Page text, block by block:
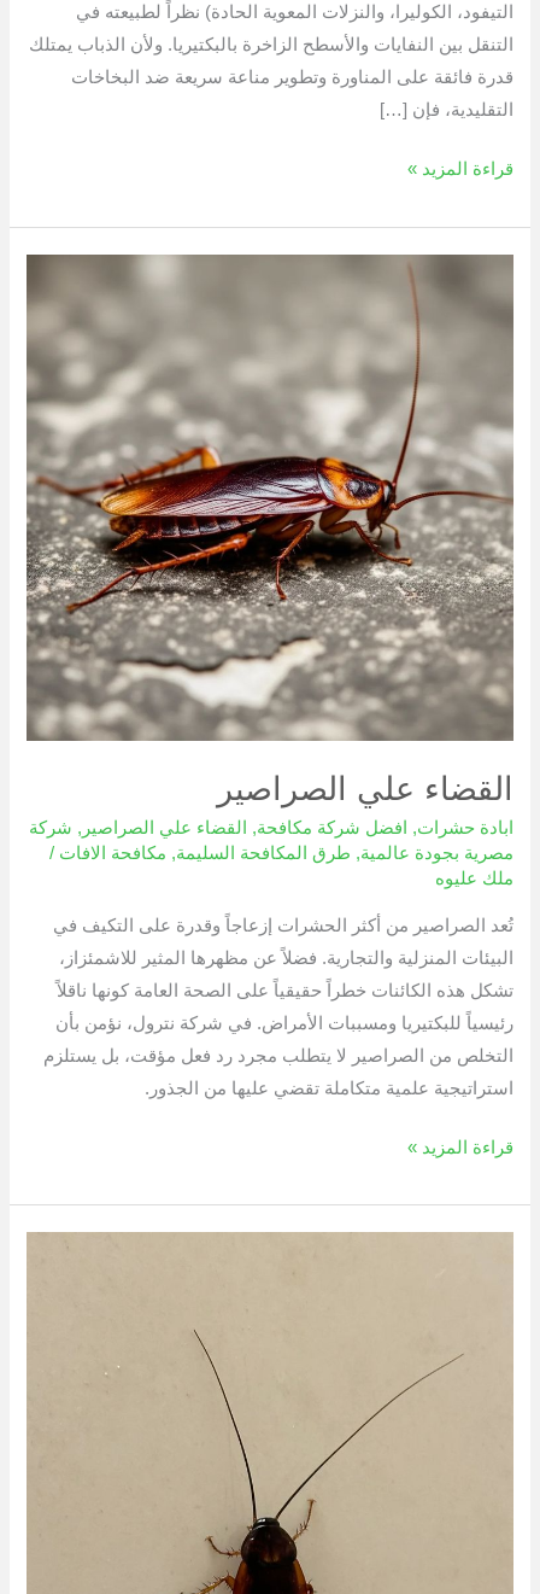
التيفود، الكوليرا، والنزلات المعوية الحادة) نظراً لطبيعته في
التنقل بين النفايات والأسطح الزاخرة بالبكتيريا. ولأن الذباب يمتلك
قدرة فائقة على المناورة وتطوير مناعة سريعة ضد البخاخات
التقليدية، فإن […]
قراءة المزيد »
القضاء علي الصراصير
ابادة حشرات, افضل شركة مكافحة, القضاء علي الصراصير , شركة
مصرية بجودة عالمية, طرق المكافحة السليمة, مكافحة الافات /
ملك عليوه
تُعد الصراصير من أكثر الحشرات إزعاجاً وقدرة على التكيف في
البيئات المنزلية والتجارية. فضلاً عن مظهرها المثير للاشمئزاز،
تشكل هذه الكائنات خطراً حقيقياً على الصحة العامة كونها ناقلاً
رئيسياً للبكتيريا ومسببات الأمراض. في شركة نترول، نؤمن بأن
التخلص من الصراصير لا يتطلب مجرد رد فعل مؤقت، بل يستلزم
استراتيجية علمية متكاملة تقضي عليها من الجذور.
قراءة المزيد »